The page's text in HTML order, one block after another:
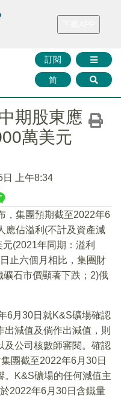
財華證券 媒體矩陣
訂閱
简
期股東應
萬美元
日 上午8:34
，集團預期截至2022年6
應佔溢利(不計及資產減
(2021年同期：溢利
止六個月相比，集團財
石市價顯著下跌；2)俄
6月30日就K&S礦場確認
減值及倘作出減值，則
及公司核數師審閱。確認
團截至2022年6月30日
。K&S礦場的任何減值主
2022年6月30日含鐵量